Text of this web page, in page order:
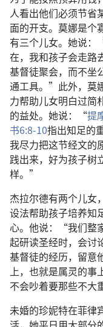
人看出他们必须节省
面的开支。莫娜是个
有三个儿女。她说
在，我和孩子会走路
基督徒聚会，而不坐
通工具。”此外，莫
力帮助儿女明白过简
的益处。她说：“提
书6:8-10指出知足的
我尽力把这节经文的
践出来，好为孩子树
样。”
杰拉尔德有两个儿女
设法帮助孩子培养知
心。他说：“我们整
起研读圣经时，会讨
基督徒的经历，留意
上，也就是属灵的事
不会吵着要那些不大
未婚的珍妮特在菲律